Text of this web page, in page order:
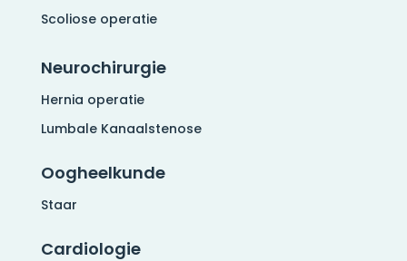
Scoliose operatie
Neurochirurgie
Hernia operatie
Lumbale Kanaalstenose
Oogheelkunde
Staar
Cardiologie